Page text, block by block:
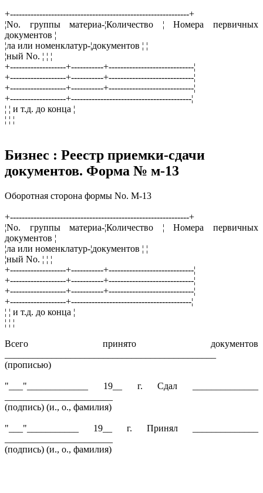
+-------------------------------------------------------------+
¦Nо. группы материа-¦Количество ¦ Номера первичных
документов ¦
¦ла или номенклатур-¦документов ¦ ¦
¦ный No. ¦ ¦ ¦
+-------------------+-----------+-----------------------------¦
+-------------------+-----------+-----------------------------¦
+-------------------+-----------+-----------------------------¦
+-------------------+-----------------------------------------¦
¦ ¦ и т.д. до конца ¦
¦ ¦ ¦
Бизнес : Реестр приемки-сдачи
документов. Форма № м-13
Оборотная сторона формы Nо. М-13
+-------------------------------------------------------------+
¦Nо. группы материа-¦Количество ¦ Номера первичных
документов ¦
¦ла или номенклатур-¦документов ¦ ¦
¦ный No. ¦ ¦ ¦
+-------------------+-----------+-----------------------------¦
+-------------------+-----------+-----------------------------¦
+-------------------+-----------+-----------------------------¦
+-------------------+-----------------------------------------¦
¦ ¦ и т.д. до конца ¦
¦ ¦ ¦
Всего принято документов
(прописью)
"___"_____________ 19__ г. Сдал ______________
(подпись) (и., о., фамилия)
"___"___________ 19__ г. Принял ______________
(подпись) (и., о., фамилия)